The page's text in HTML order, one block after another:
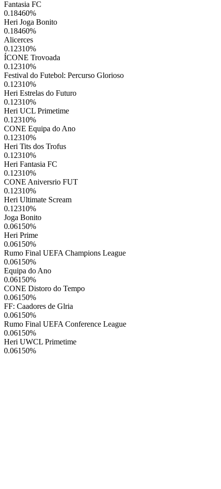
Fantasia FC
0.18460%
Heri Joga Bonito
0.18460%
Alicerces
0.12310%
ÍCONE Trovoada
0.12310%
Festival do Futebol: Percurso Glorioso
0.12310%
Heri Estrelas do Futuro
0.12310%
Heri UCL Primetime
0.12310%
CONE Equipa do Ano
0.12310%
Heri Tits dos Trofus
0.12310%
Heri Fantasia FC
0.12310%
CONE Aniversrio FUT
0.12310%
Heri Ultimate Scream
0.12310%
Joga Bonito
0.06150%
Heri Prime
0.06150%
Rumo Final UEFA Champions League
0.06150%
Equipa do Ano
0.06150%
CONE Distoro do Tempo
0.06150%
FF: Caadores de Glria
0.06150%
Rumo Final UEFA Conference League
0.06150%
Heri UWCL Primetime
0.06150%